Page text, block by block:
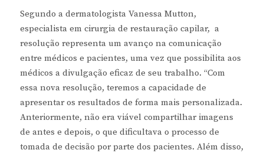
Segundo a dermatologista Vanessa Mutton,
especialista em cirurgia de restauração capilar, a
resolução representa um avanço na comunicação
entre médicos e pacientes, uma vez que possibilita aos
médicos a divulgação eficaz de seu trabalho. “Com
essa nova resolução, teremos a capacidade de
apresentar os resultados de forma mais personalizada.
Anteriormente, não era viável compartilhar imagens
de antes e depois, o que dificultava o processo de
tomada de decisão por parte dos pacientes. Além disso,